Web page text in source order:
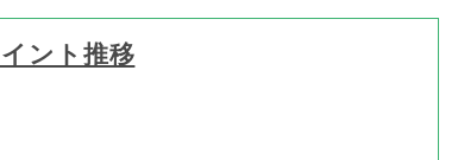
ポイント